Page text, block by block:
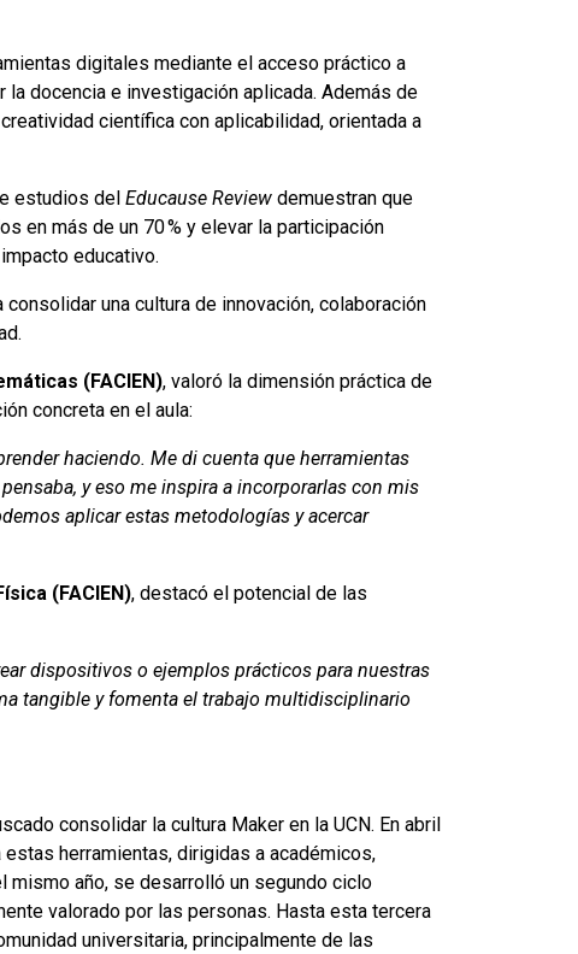
digitales mediante el acceso práctico a
docencia e investigación aplicada. Además de
científica con aplicabilidad, orientada a
estudios del Educause Review demuestran que
en más de un 70 % y elevar la participación
educativo.
una cultura de innovación, colaboración
(FACIEN), valoró la dimensión práctica de
concreta en el aula:
haciendo. Me di cuenta que herramientas
y eso me inspira a incorporarlas con mis
aplicar estas metodologías y acercar
(FACIEN), destacó el potencial de las
dispositivos o ejemplos prácticos para nuestras
tangible y fomenta el trabajo multidisciplinario
consolidar la cultura Maker en la UCN. En abril
herramientas, dirigidas a académicos,
mismo año, se desarrolló un segundo ciclo
valorado por las personas. Hasta esta tercera
universitaria, principalmente de las